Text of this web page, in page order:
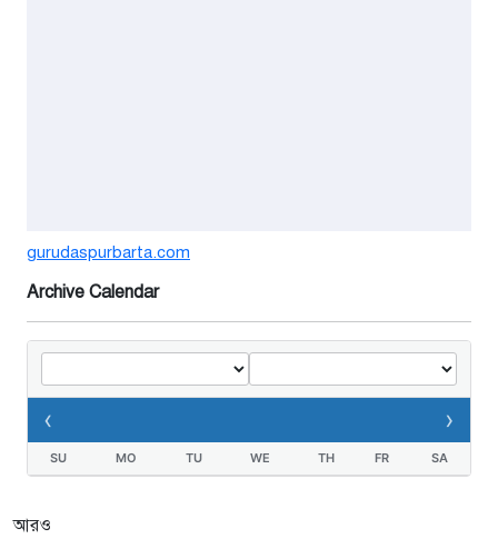
তথ্যবিভ্রাট সংবাদের প্রতিবাদে
gurudaspurbarta.com
Archive Calendar
‹ ›
SU MO TU WE TH FR SA
আরও